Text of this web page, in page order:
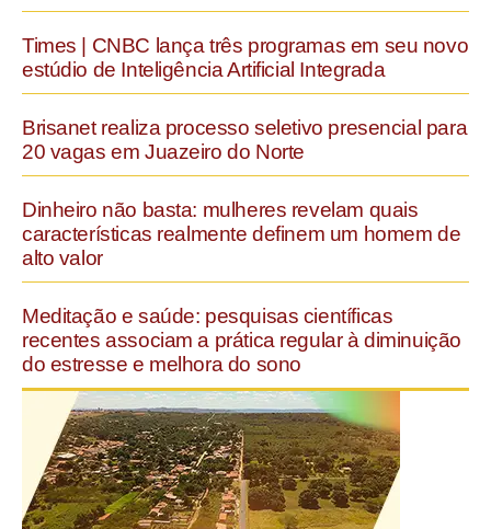
Times | CNBC lança três programas em seu novo
estúdio de Inteligência Artificial Integrada
Brisanet realiza processo seletivo presencial para
20 vagas em Juazeiro do Norte
Dinheiro não basta: mulheres revelam quais
características realmente definem um homem de
alto valor
Meditação e saúde: pesquisas científicas
recentes associam a prática regular à diminuição
do estresse e melhora do sono